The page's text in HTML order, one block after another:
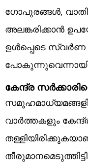
ഗോപുരങ്ങള്‍,
അലങ്കരിക്കാന്‍
ഉള്‍പ്പെടെ സ്വര്‍ണ
കേന്ദ്ര
വാര്‍ത്തകളും